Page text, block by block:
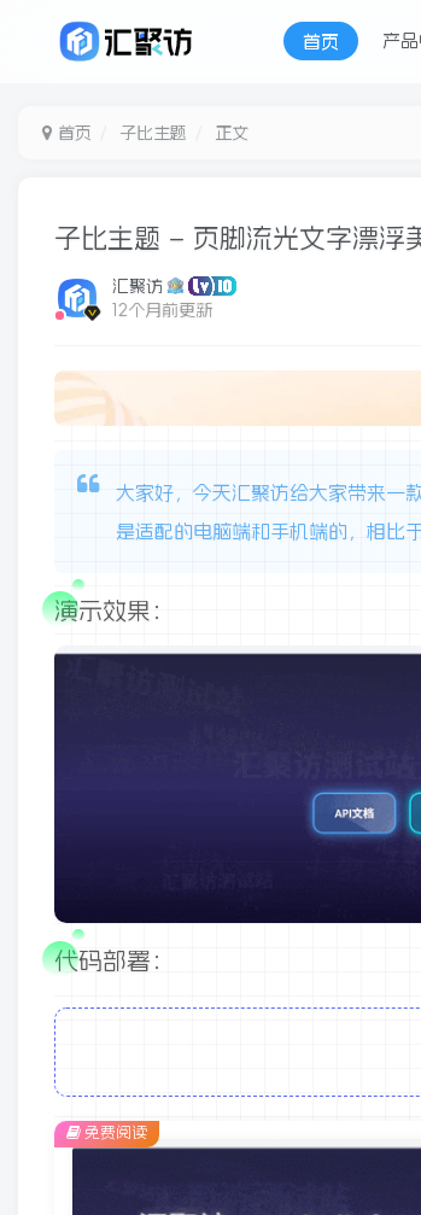
首页 产
首页 子比主题 正文
子比主题 – 页脚流光文字漂浮
汇聚访
12个月前更新
大家好，今天汇聚访给大家带来一
是适配的电脑端和手机端的，相比
演示效果：
代码部署：
免费阅读